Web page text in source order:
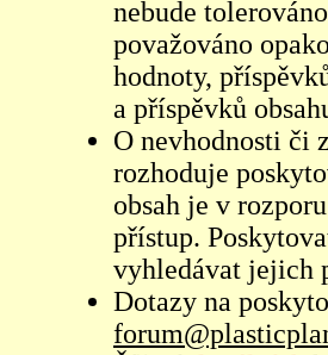
nebude
považováno
hodnoty,
a příspěvků
O nevhodnosti či
rozhoduje
obsah je v
přístup.
vyhledávat jejich
Dotazy na